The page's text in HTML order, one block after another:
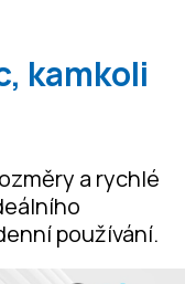
kamkoli
a rychlé
používání.